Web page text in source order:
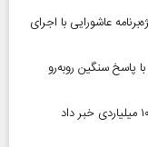
عاشورایی با اجرای
پاسخ سنگین روبه‌رو